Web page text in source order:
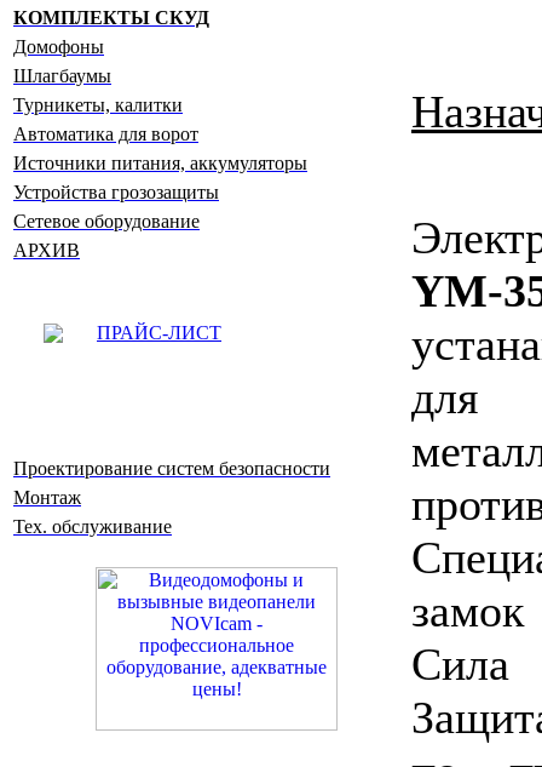
КОМПЛЕКТЫ СКУД
Домофоны
Шлагбаумы
Турникеты, калитки
Автоматика для ворот
Источники питания, аккумуляторы
Устройства грозозащиты
Сетевое оборудование
АРХИВ
ПРАЙС-ЛИСТ
Проектирование систем безопасности
Монтаж
Тех. обслуживание
YM-
Cила